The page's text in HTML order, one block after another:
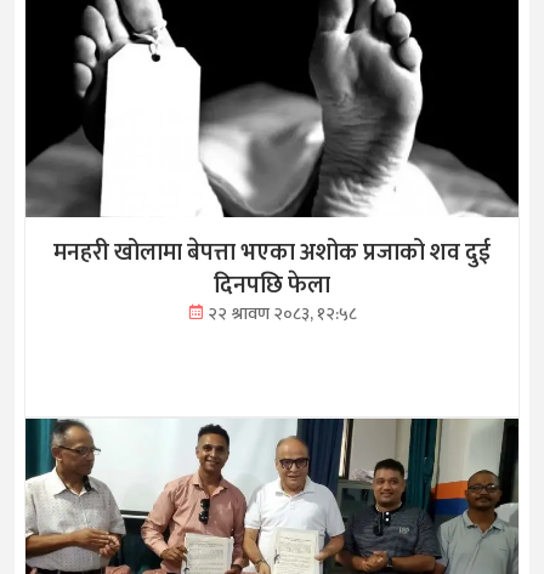
मनहरी खोलामा बेपत्ता भएका अशोक प्रजाको शव दुई
दिनपछि फेला
२२ श्रावण २०८३, १२:५८